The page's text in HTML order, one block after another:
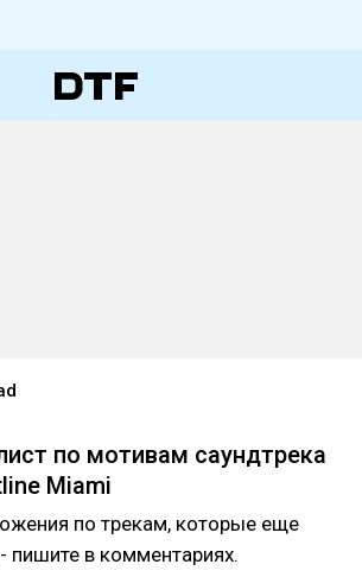
по мотивам саундтрека
Miami
по трекам, которые еще
пишите в комментариях.